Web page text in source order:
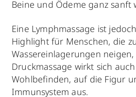
Beine und Ödeme ganz sanft
Eine Lymphmassage ist
Highlight für Menschen, die
Wassereinlagerungen
Druckmassage wirkt sich
Wohlbefinden, auf die Figur
Immunsystem aus.